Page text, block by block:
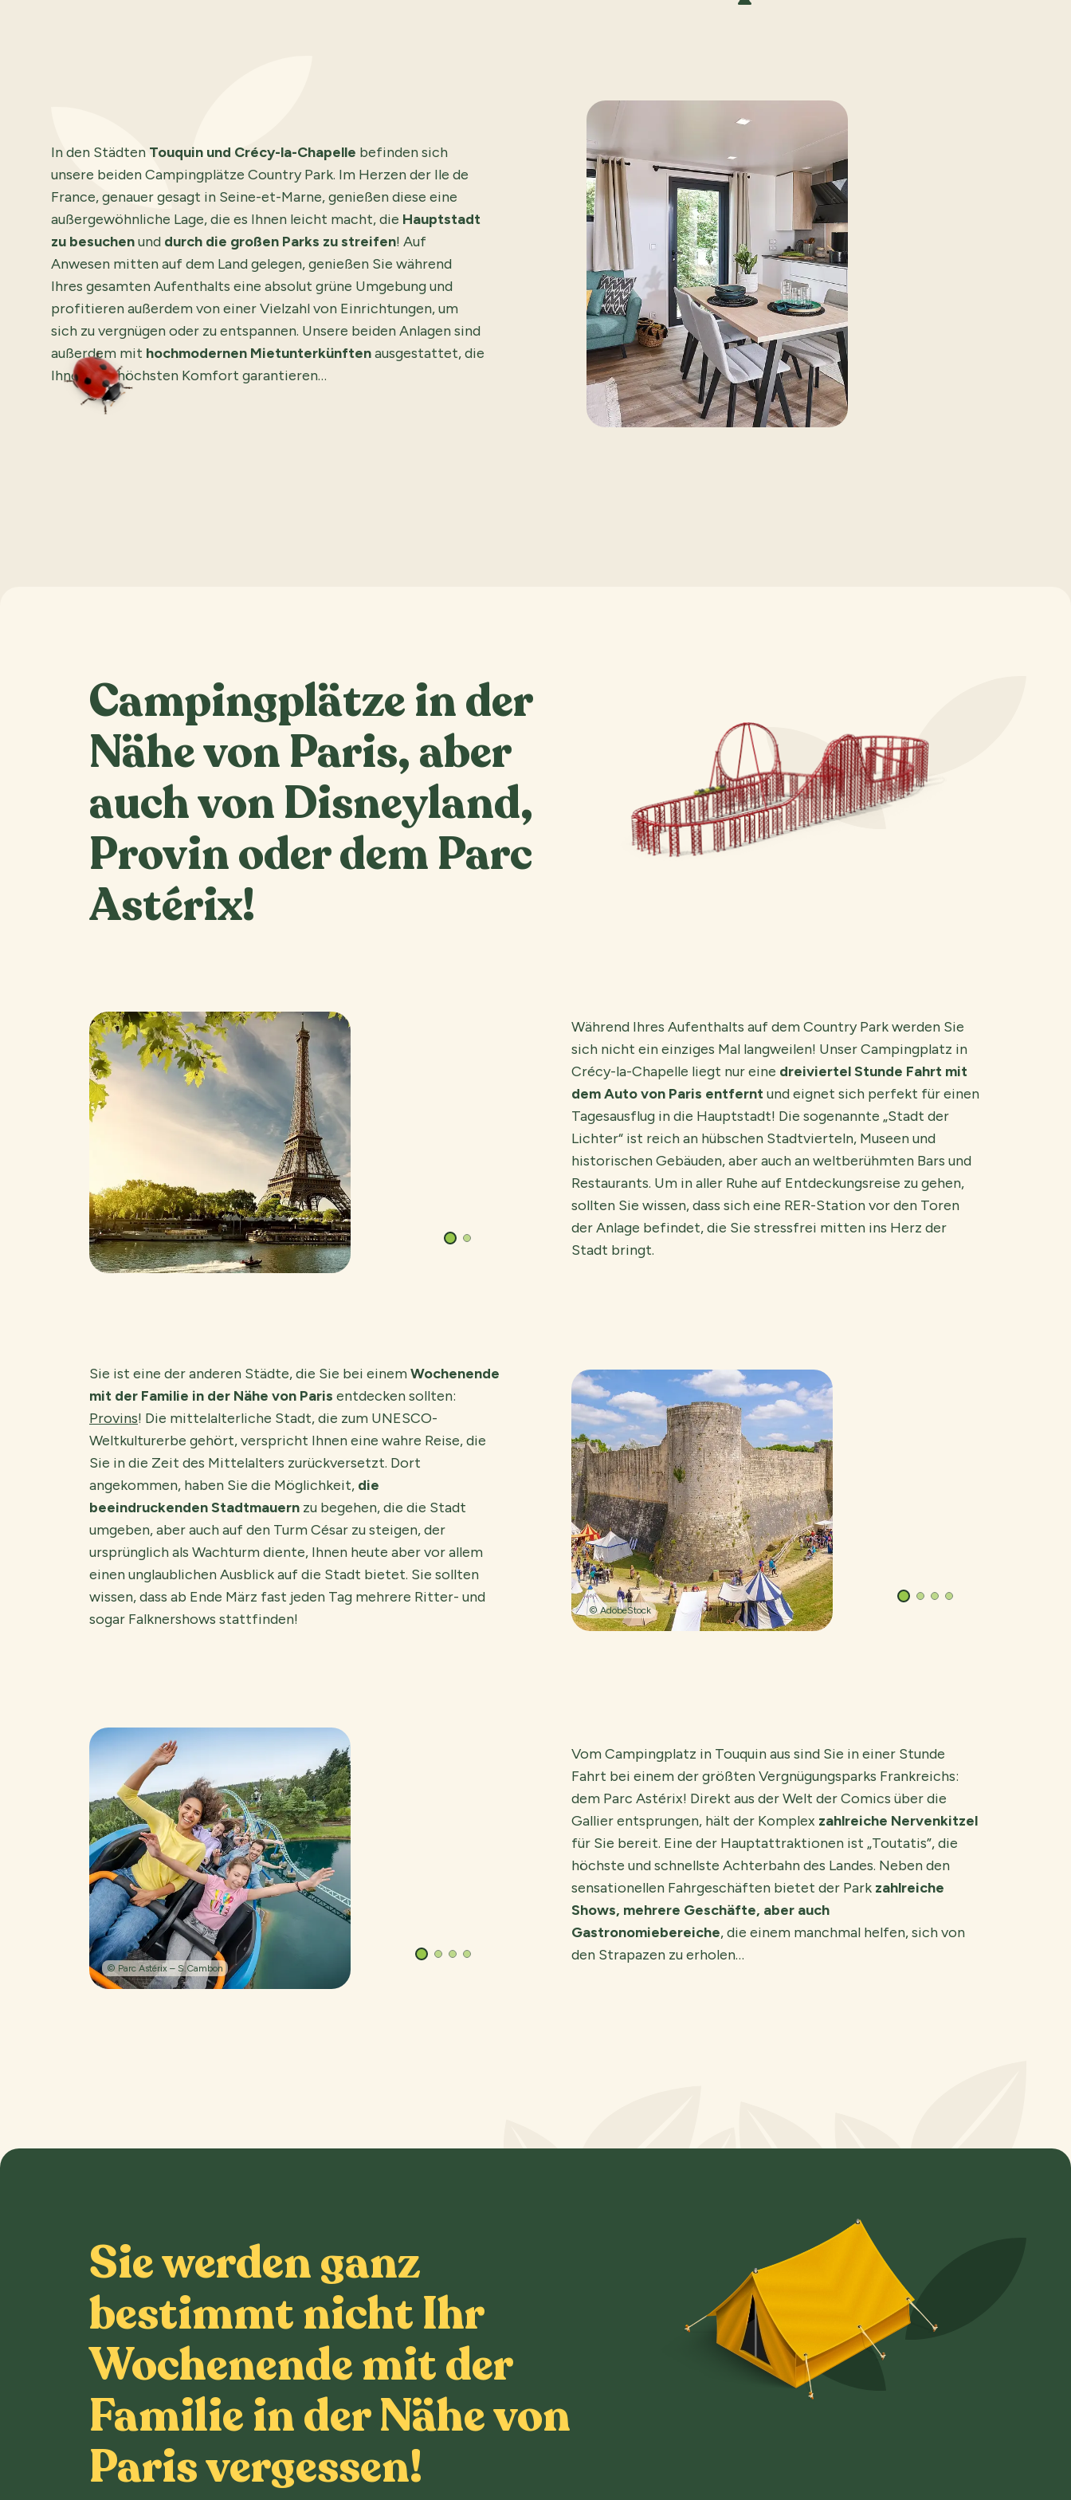
In den Städten Touquin und Crécy-la-Chapelle befinden sich
unsere beiden Campingplätze Country Park. Im Herzen der Ile de
France, genauer gesagt in Seine-et-Marne, genießen diese eine
außergewöhnliche Lage, die es Ihnen leicht macht, die Hauptstadt
zu besuchenund durch die großen Parks zu streifen! Auf
Anwesen mitten auf dem Land gelegen, genießen Sie während
Ihres gesamten Aufenthalts eine absolut grüne Umgebung und
profitieren außerdem von einer Vielzahl von Einrichtungen, um
sich zu vergnügen oder zu entspannen. Unsere beiden Anlagen sind
außerdem mit hochmodernen Mietunterkünftenausgestattet, die
Ihnen den höchsten Komfort garantieren…
Campingplätze in der
Nähe von Paris, aber
auch von Disneyland,
Provin oder dem Parc
Astérix!
© Parc Astérix – S.Cambon
Während Ihres Aufenthalts auf dem Country Park werden Sie
sich nicht ein einziges Mal langweilen! Unser Campingplatz in
Crécy-la-Chapelle liegt nur eine dreiviertel Stunde Fahrt mit
dem Auto von Paris entferntund eignet sich perfekt für einen
Tagesausflug in die Hauptstadt! Die sogenannte „Stadt der
Lichter“ ist reich an hübschen Stadtvierteln, Museen und
historischen Gebäuden, aber auch an weltberühmten Bars und
Restaurants. Um in aller Ruhe auf Entdeckungsreise zu gehen,
sollten Sie wissen, dass sich eine RER-Station vor den Toren
der Anlage befindet, die Sie stressfrei mitten ins Herz der
Stadt bringt.
© AdobeStock
Sie ist eine der anderen Städte, die Sie bei einemWochenende
mit der Familie in der Nähe von Paris entdecken sollten:
Provins! Die mittelalterliche Stadt, die zum UNESCO-
Weltkulturerbe gehört, verspricht Ihnen eine wahre Reise, die
Sie in die Zeit des Mittelalters zurückversetzt. Dort
angekommen, haben Sie die Möglichkeit, die
beeindruckenden Stadtmauern zu begehen, die die Stadt
umgeben, aber auch auf den Turm César zu steigen, der
ursprünglich als Wachturm diente, Ihnen heute aber vor allem
einen unglaublichen Ausblick auf die Stadt bietet. Sie sollten
wissen, dass ab Ende März fast jeden Tag mehrere Ritter- und
sogar Falknershows stattfinden!
© Parc Astérix – S.Cambon
Vom Campingplatz in Touquin aus sind Sie in einer Stunde
Fahrt bei einem der größten Vergnügungsparks Frankreichs:
dem Parc Astérix! Direkt aus der Welt der Comics über die
Gallier entsprungen, hält der Komplex zahlreiche Nervenkitzel
für Sie bereit. Eine der Hauptattraktionen ist „Toutatis”, die
höchste und schnellste Achterbahn des Landes. Neben den
sensationellen Fahrgeschäften bietet der Park zahlreiche
Shows, mehrere Geschäfte, aber auch
Gastronomiebereiche, die einem manchmal helfen, sich von
den Strapazen zu erholen…
Sie werden ganz
bestimmt nicht Ihr
Wochenende mit der
Familie in der Nähe von
Paris vergessen!